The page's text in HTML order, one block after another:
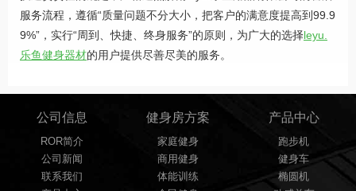
服务流程，遵循“质量问题不分大小，把客户的满意度提高到99.9
9%”，实行“周到、快捷、终身服务”的原则，为广大的选择leyu.
乐鱼健身器材的用户提供尽善尽美的服务。
公司信息
ROR简介
公司新闻
联系我们
健身房方案
家庭健身
商用健身
体能训练
产品中心
跑步机
健身车
椭圆机